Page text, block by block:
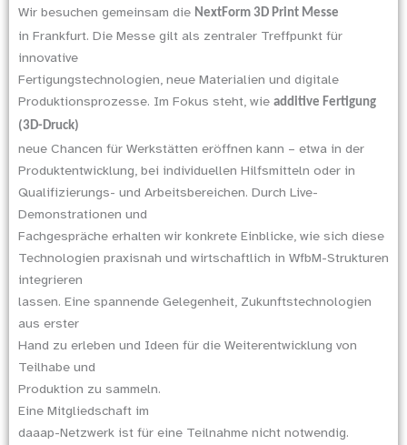
Wir besuchen gemeinsam die NextForm 3D Print Messe
in Frankfurt. Die Messe gilt als zentraler Treffpunkt für
innovative
Fertigungstechnologien, neue Materialien und digitale
Produktionsprozesse. Im Fokus steht, wie additive Fertigung
(3D-Druck)
neue Chancen für Werkstätten eröffnen kann – etwa in der
Produktentwicklung, bei individuellen Hilfsmitteln oder in
Qualifizierungs- und Arbeitsbereichen. Durch Live-
Demonstrationen und
Fachgespräche erhalten wir konkrete Einblicke, wie sich diese
Technologien praxisnah und wirtschaftlich in WfbM-Strukturen
integrieren
lassen. Eine spannende Gelegenheit, Zukunftstechnologien
aus erster
Hand zu erleben und Ideen für die Weiterentwicklung von
Teilhabe und
Produktion zu sammeln.
Eine Mitgliedschaft im
daaap-Netzwerk ist für eine Teilnahme nicht notwendig.